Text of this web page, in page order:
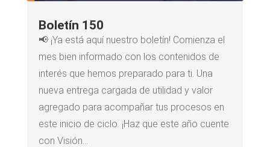
Boletín 150
📢 ¡Ya está aquí nuestro boletín! Comienza el
mes bien informado con los contenidos de
interés que hemos preparado para ti. Una
nueva entrega cargada de utilidad y valor
agregado para acompañar tus procesos en
este inicio de ciclo. ¡Haz que este año cuente
con Visión...